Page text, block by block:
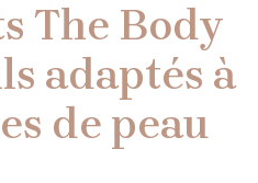
The Body
adaptés à
de peau